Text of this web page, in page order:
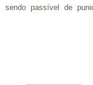
passível de